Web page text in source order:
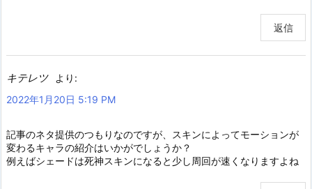
返信
キテレツ
より:
2022年1月20日 5:19 PM
記事のネタ提供のつもりなのですが、スキンによってモーションが
変わるキャラの紹介はいかがでしょうか？
例えばシェードは死神スキンになると少し周回が速くなりますよね